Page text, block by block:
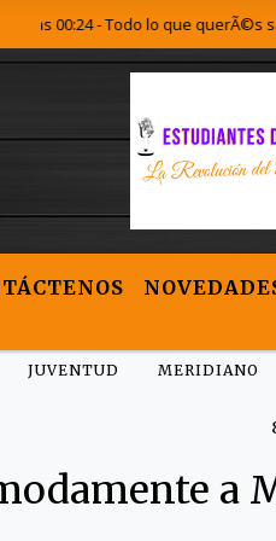
- Todo lo que querÃ©s saber
JUVENTUD MERIDIANO
a